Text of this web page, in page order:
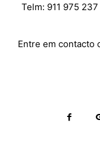
Telm: 911 975
Entre em contacto